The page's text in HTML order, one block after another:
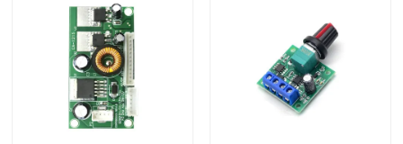
আমাদের সম্পর্কে
কারখানা পরিদর্শন